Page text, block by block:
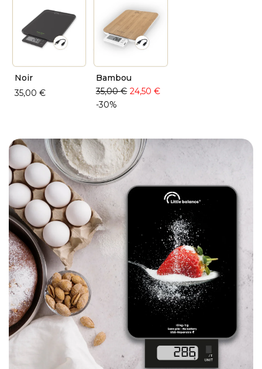
Noir
35,00 €
Bambou
35,00 € 24,50 €
-30%